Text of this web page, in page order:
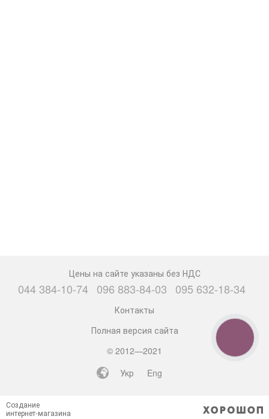
Цены на сайте указаны без НДС
044 384-10-74 096 883-84-03 095 632-18-34
Контакты
Полная версия сайта
© 2012—2021
Укр
Eng
Создание
интернет-магазина